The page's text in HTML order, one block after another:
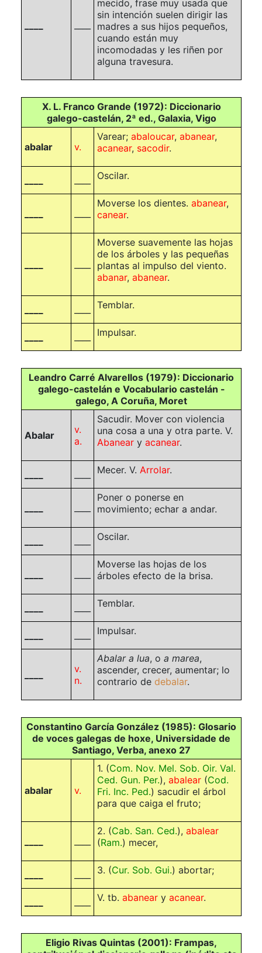
mecido, frase muy usada que
sin intención suelen dirigir las
madres a sus hijos pequeños,
cuando están muy
incomodadas y les riñen por
alguna travesura.
X. L. Franco Grande (1972): Diccionario
galego-castelán, 2ª ed., Galaxia, Vigo
abalar v.
Varear; abaloucar, abanear,
acanear, sacodir.
Oscilar.
Moverse los dientes. abanear,
canear.
Moverse suavemente las hojas
de los árboles y las pequeñas
plantas al impulso del viento.
abanar, abanear.
Temblar.
Impulsar.
Leandro Carré Alvarellos (1979): Diccionario
galego-castelán e Vocabulario castelán -
galego, A Coruña, Moret
Abalar
v.
a.
Sacudir. Mover con violencia
una cosa a una y otra parte. V.
Abanear y acanear.
Mecer. V. Arrolar.
Poner o ponerse en
movimiento; echar a andar.
Oscilar.
Moverse las hojas de los
árboles efecto de la brisa.
Temblar.
Impulsar.
v.
n.
Abalar a lua, o a marea,
ascender, crecer, aumentar; lo
contrario de debalar.
Constantino García González (1985): Glosario
de voces galegas de hoxe, Universidade de
Santiago, Verba, anexo 27
abalar v.
1. (Com. Nov. Mel. Sob. Oir. Val.
Ced. Gun. Per.), abalear (Cod.
Fri. Inc. Ped.) sacudir el árbol
para que caiga el fruto;
2. (Cab. San. Ced.), abalear
(Ram.) mecer,
3. (Cur. Sob. Gui.) abortar;
V. tb. abanear y acanear.
Eligio Rivas Quintas (2001): Frampas,